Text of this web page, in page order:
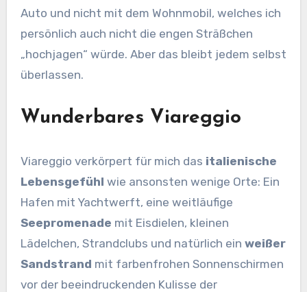
Auto und nicht mit dem Wohnmobil, welches ich
persönlich auch nicht die engen Sträßchen
„hochjagen“ würde. Aber das bleibt jedem selbst
überlassen.
Wunderbares Viareggio
Viareggio verkörpert für mich das italienische
Lebensgefühl wie ansonsten wenige Orte: Ein
Hafen mit Yachtwerft, eine weitläufige
Seepromenade mit Eisdielen, kleinen
Lädelchen, Strandclubs und natürlich ein weißer
Sandstrand mit farbenfrohen Sonnenschirmen
vor der beeindruckenden Kulisse der